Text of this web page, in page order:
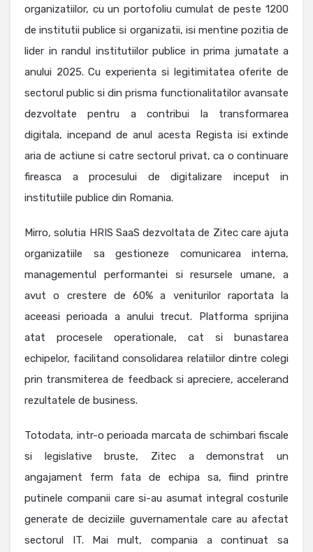
organizatiilor, cu un portofoliu cumulat de peste 1200
de institutii publice si organizatii, isi mentine pozitia de
lider in randul institutiilor publice in prima jumatate a
anului 2025. Cu experienta si legitimitatea oferite de
sectorul public si din prisma functionalitatilor avansate
dezvoltate pentru a contribui la transformarea
digitala, incepand de anul acesta Regista isi extinde
aria de actiune si catre sectorul privat, ca o continuare
fireasca a procesului de digitalizare inceput in
institutiile publice din Romania.
Mirro, solutia HRIS SaaS dezvoltata de Zitec care ajuta
organizatiile sa gestioneze comunicarea interna,
managementul performantei si resursele umane, a
avut o crestere de 60% a veniturilor raportata la
aceeasi perioada a anului trecut. Platforma sprijina
atat procesele operationale, cat si bunastarea
echipelor, facilitand consolidarea relatiilor dintre colegi
prin transmiterea de feedback si apreciere, accelerand
rezultatele de business.
Totodata, intr-o perioada marcata de schimbari fiscale
si legislative bruste, Zitec a demonstrat un
angajament ferm fata de echipa sa, fiind printre
putinele companii care si-au asumat integral costurile
generate de deciziile guvernamentale care au afectat
sectorul IT. Mai mult, compania a continuat sa